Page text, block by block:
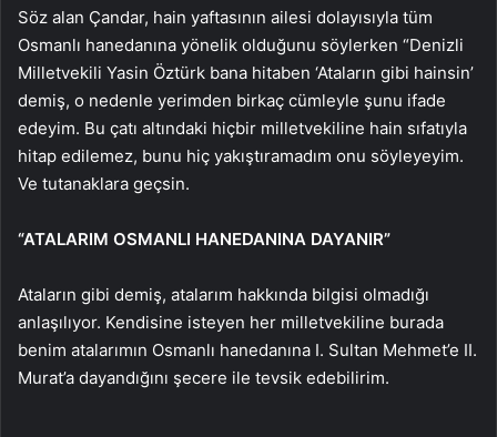
Söz alan Çandar, hain yaftasının ailesi dolayısıyla tüm
Osmanlı hanedanına yönelik olduğunu söylerken “Denizli
Milletvekili Yasin Öztürk bana hitaben ‘Ataların gibi hainsin’
demiş, o nedenle yerimden birkaç cümleyle şunu ifade
edeyim. Bu çatı altındaki hiçbir milletvekiline hain sıfatıyla
hitap edilemez, bunu hiç yakıştıramadım onu söyleyeyim.
Ve tutanaklara geçsin.
“ATALARIM OSMANLI HANEDANINA DAYANIR”
Ataların gibi demiş, atalarım hakkında bilgisi olmadığı
anlaşılıyor. Kendisine isteyen her milletvekiline burada
benim atalarımın Osmanlı hanedanına I. Sultan Mehmet’e II.
Murat’a dayandığını şecere ile tevsik edebilirim.